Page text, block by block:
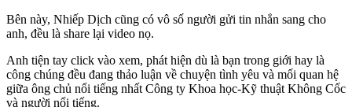
Bên này, Nhiếp Dịch cũng có vô số người gửi tin nhắn sang cho
anh, đều là share lại video nọ.
Anh tiện tay click vào xem, phát hiện dù là bạn trong giới hay là
công chúng đều đang thảo luận về chuyện tình yêu và mối quan hệ
giữa ông chủ nổi tiếng nhất Công ty Khoa học-Kỹ thuật Không Cốc
và người nổi tiếng.